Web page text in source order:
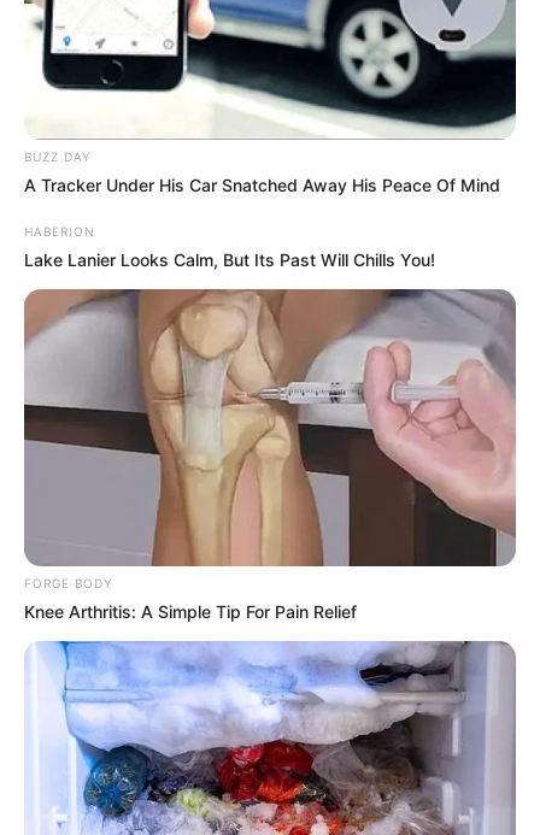
BUZZ DAY
A Tracker Under His Car Snatched Away His Peace Of Mind
HABERION
Lake Lanier Looks Calm, But Its Past Will Chills You!
FORGE BODY
Knee Arthritis: A Simple Tip For Pain Relief